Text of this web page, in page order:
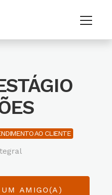
AO CLIENTE
AMIGO(A)